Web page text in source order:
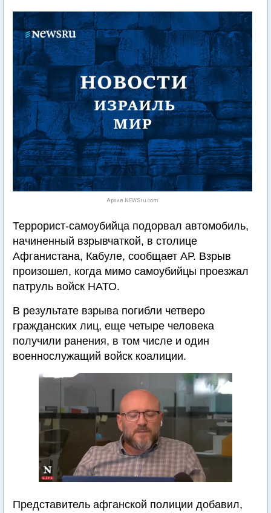
Архив NEWSru.com
Террорист-самоубийца подорвал автомобиль,
начиненный взрывчаткой, в столице
Афганистана, Кабуле, сообщает АР. Взрыв
произошел, когда мимо самоубийцы проезжал
патруль войск НАТО.
В результате взрыва погибли четверо
гражданских лиц, еще четыре человека
получили ранения, в том числе и один
военнослужащий войск коалиции.
Представитель афганской полиции добавил,